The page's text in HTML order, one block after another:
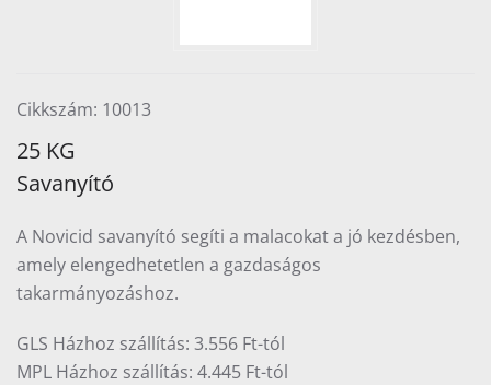
Cikkszám: 10013
25 KG
Savanyító
A Novicid savanyító segíti a malacokat a jó kezdésben,
amely elengedhetetlen a gazdaságos
takarmányozáshoz.
GLS Házhoz szállítás: 3.556 Ft-tól
MPL Házhoz szállítás: 4.445 Ft-tól